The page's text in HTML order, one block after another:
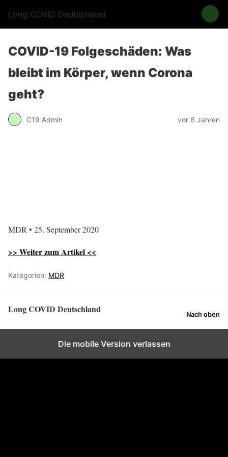
Long COVID Deutschland
COVID-19 Folgeschäden: Was
bleibt im Körper, wenn Corona
geht?
C19 Admin vor 6 Jahren
MDR • 25. September 2020
>> Weiter zum Artikel <<
Kategorien: MDR
Long COVID Deutschland Nach oben
Die mobile Version verlassen